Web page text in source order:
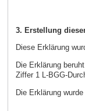
3. Erstellung
Diese Erklärung
Die Erklärung
Ziffer 1 L-BGG-
Die Erklärung